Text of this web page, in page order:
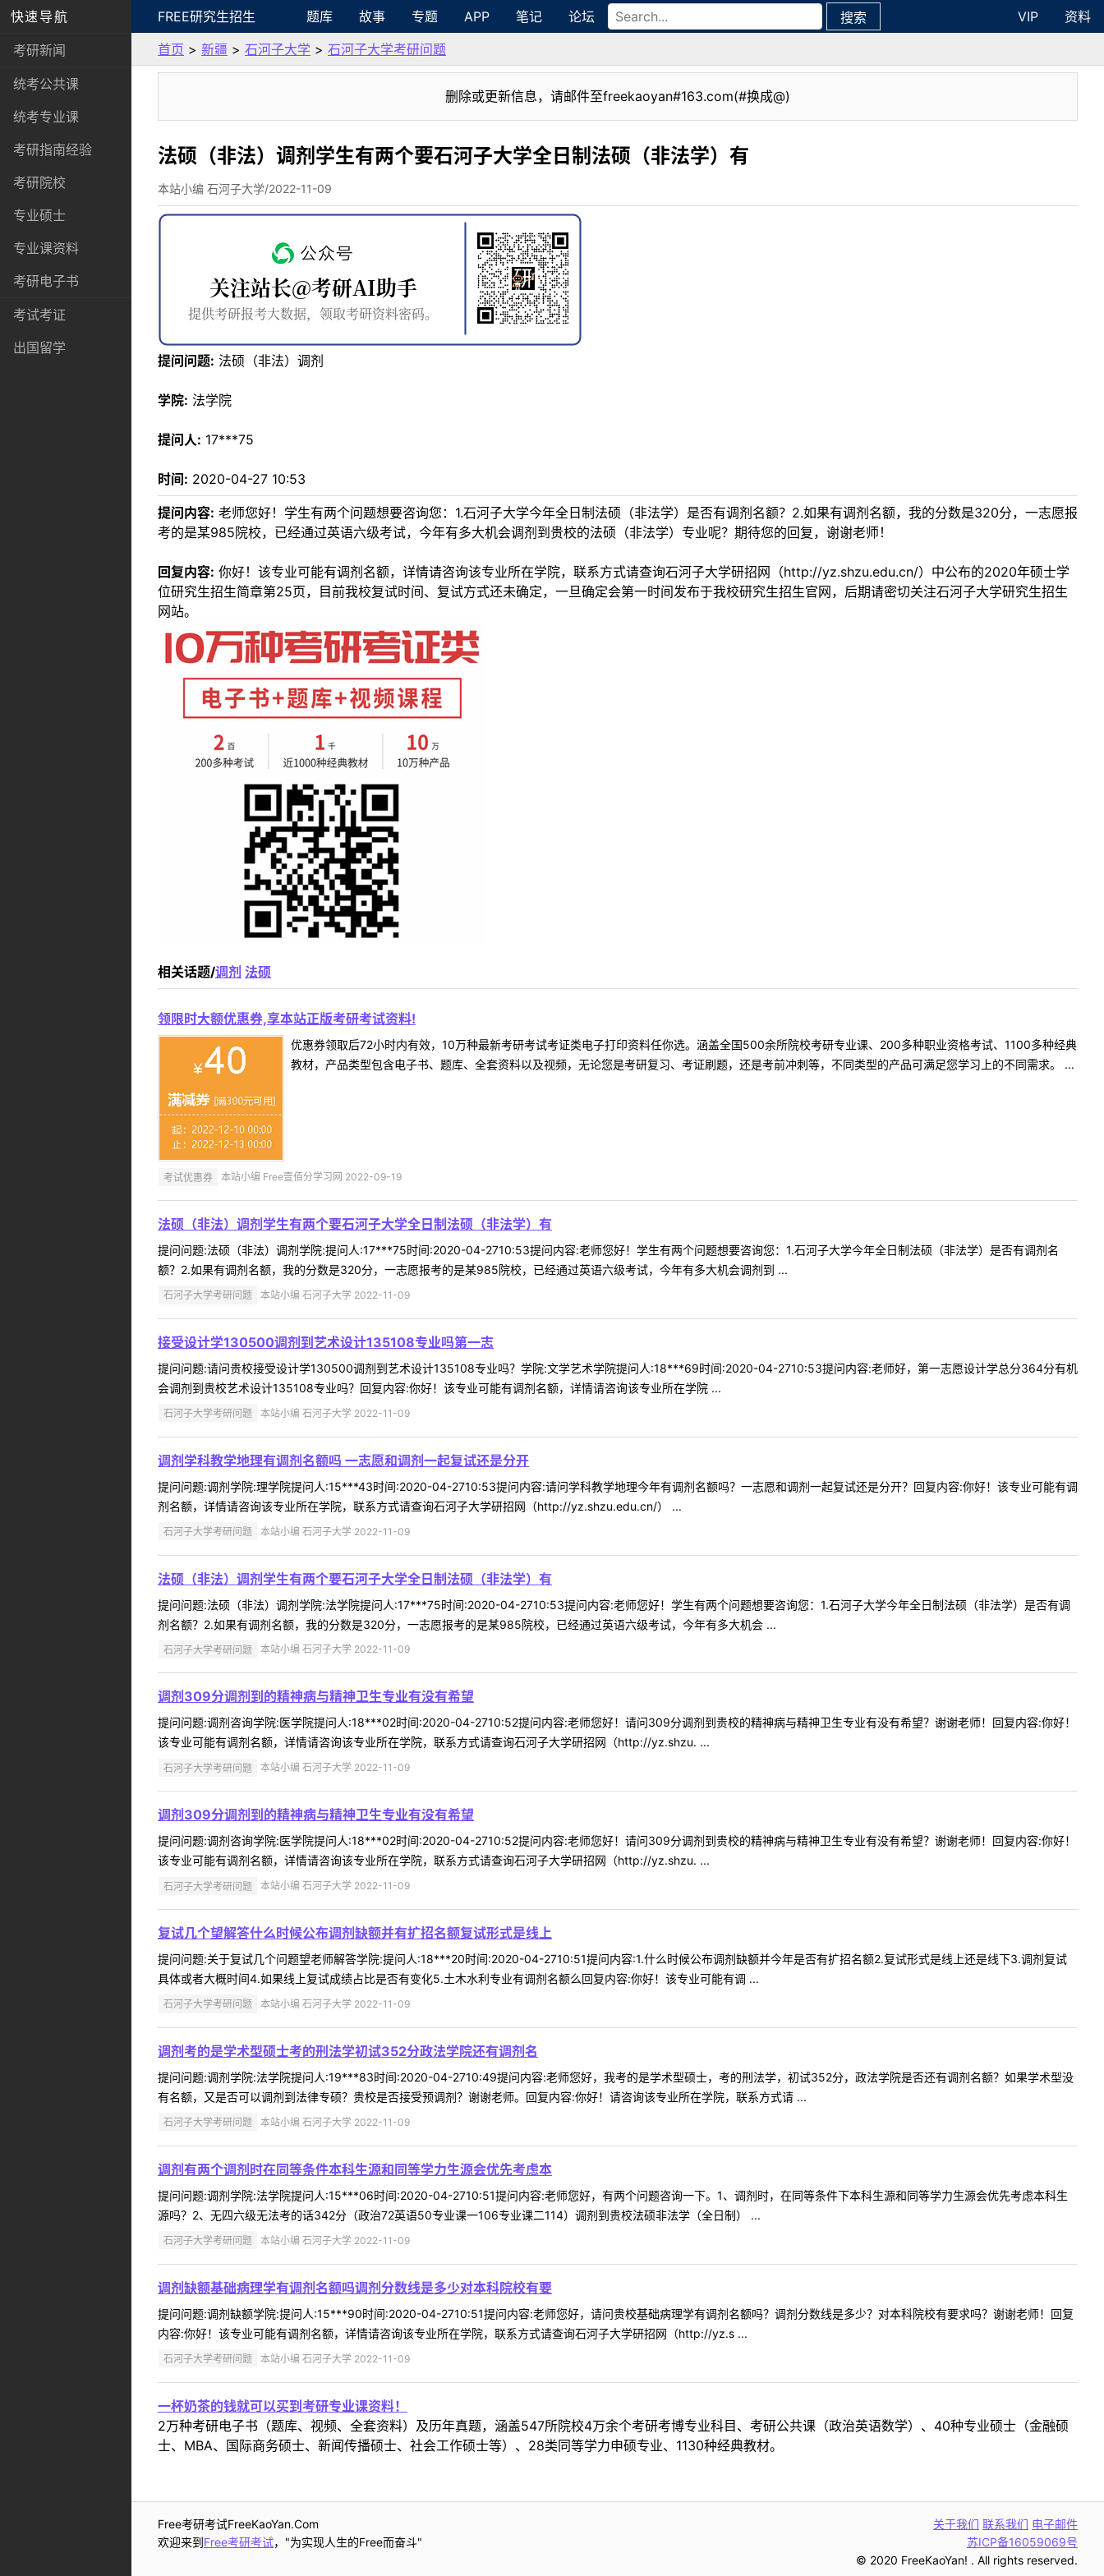
快速导航
考研新闻
统考公共课
统考专业课
考研指南经验
考研院校
专业硕士
专业课资料
考研电子书
考试考证
出国留学
FREE研究生招生 题库 故事 专题 APP 笔记 论坛 搜索 VIP
资料
首页 > 新疆 > 石河子大学 > 石河子大学考研问题
删除或更新信息，请邮件至freekaoyan#163.com(#换成@)
法硕（非法）调剂学生有两个要石河子大学全日制法硕（非法学）有
本站小编 石河子大学/2022-11-09
提问问题: 法硕（非法）调剂
学院: 法学院
提问人: 17***75
时间: 2020-04-27 10:53
提问内容: 老师您好！学生有两个问题想要咨询您：1.石河子大学今年全日制法硕（非法学）是否有调剂名额？2.如果有调剂名额，我的分数是320分，一志愿报
考的是某985院校，已经通过英语六级考试，今年有多大机会调剂到贵校的法硕（非法学）专业呢？期待您的回复，谢谢老师！
回复内容: 你好！该专业可能有调剂名额，详情请咨询该专业所在学院，联系方式请查询石河子大学研招网（http://yz.shzu.edu.cn/）中公布的2020年硕士学
位研究生招生简章第25页，目前我校复试时间、复试方式还未确定，一旦确定会第一时间发布于我校研究生招生官网，后期请密切关注石河子大学研究生招生
网站。
相关话题/调剂 法硕
领限时大额优惠券,享本站正版考研考试资料!
优惠券领取后72小时内有效，10万种最新考研考试考证类电子打印资料任你选。涵盖全国500余所院校考研专业课、200多种职业资格考试、1100多种经典
教材，产品类型包含电子书、题库、全套资料以及视频，无论您是考研复习、考证刷题，还是考前冲刺等，不同类型的产品可满足您学习上的不同需求。 ...
考试优惠券 本站小编 Free壹佰分学习网 2022-09-19
法硕（非法）调剂学生有两个要石河子大学全日制法硕（非法学）有
提问问题:法硕（非法）调剂学院:提问人:17***75时间:2020-04-2710:53提问内容:老师您好！学生有两个问题想要咨询您：1.石河子大学今年全日制法硕（非法学）是否有调剂名
额？2.如果有调剂名额，我的分数是320分，一志愿报考的是某985院校，已经通过英语六级考试，今年有多大机会调剂到 ...
石河子大学考研问题 本站小编 石河子大学 2022-11-09
接受设计学130500调剂到艺术设计135108专业吗第一志
提问问题:请问贵校接受设计学130500调剂到艺术设计135108专业吗？学院:文学艺术学院提问人:18***69时间:2020-04-2710:53提问内容:老师好，第一志愿设计学总分364分有机
会调剂到贵校艺术设计135108专业吗？回复内容:你好！该专业可能有调剂名额，详情请咨询该专业所在学院 ...
石河子大学考研问题 本站小编 石河子大学 2022-11-09
调剂学科教学地理有调剂名额吗 一志愿和调剂一起复试还是分开
提问问题:调剂学院:理学院提问人:15***43时间:2020-04-2710:53提问内容:请问学科教学地理今年有调剂名额吗？一志愿和调剂一起复试还是分开？回复内容:你好！该专业可能有调
剂名额，详情请咨询该专业所在学院，联系方式请查询石河子大学研招网（http://yz.shzu.edu.cn/） ...
石河子大学考研问题 本站小编 石河子大学 2022-11-09
法硕（非法）调剂学生有两个要石河子大学全日制法硕（非法学）有
提问问题:法硕（非法）调剂学院:法学院提问人:17***75时间:2020-04-2710:53提问内容:老师您好！学生有两个问题想要咨询您：1.石河子大学今年全日制法硕（非法学）是否有调
剂名额？2.如果有调剂名额，我的分数是320分，一志愿报考的是某985院校，已经通过英语六级考试，今年有多大机会 ...
石河子大学考研问题 本站小编 石河子大学 2022-11-09
调剂309分调剂到的精神病与精神卫生专业有没有希望
提问问题:调剂咨询学院:医学院提问人:18***02时间:2020-04-2710:52提问内容:老师您好！请问309分调剂到贵校的精神病与精神卫生专业有没有希望？谢谢老师！回复内容:你好！
该专业可能有调剂名额，详情请咨询该专业所在学院，联系方式请查询石河子大学研招网（http://yz.shzu. ...
石河子大学考研问题 本站小编 石河子大学 2022-11-09
调剂309分调剂到的精神病与精神卫生专业有没有希望
提问问题:调剂咨询学院:医学院提问人:18***02时间:2020-04-2710:52提问内容:老师您好！请问309分调剂到贵校的精神病与精神卫生专业有没有希望？谢谢老师！回复内容:你好！
该专业可能有调剂名额，详情请咨询该专业所在学院，联系方式请查询石河子大学研招网（http://yz.shzu. ...
石河子大学考研问题 本站小编 石河子大学 2022-11-09
复试几个望解答什么时候公布调剂缺额并有扩招名额复试形式是线上
提问问题:关于复试几个问题望老师解答学院:提问人:18***20时间:2020-04-2710:51提问内容:1.什么时候公布调剂缺额并今年是否有扩招名额2.复试形式是线上还是线下3.调剂复试
具体或者大概时间4.如果线上复试成绩占比是否有变化5.土木水利专业有调剂名额么回复内容:你好！该专业可能有调 ...
石河子大学考研问题 本站小编 石河子大学 2022-11-09
调剂考的是学术型硕士考的刑法学初试352分政法学院还有调剂名
提问问题:调剂学院:法学院提问人:19***83时间:2020-04-2710:49提问内容:老师您好，我考的是学术型硕士，考的刑法学，初试352分，政法学院是否还有调剂名额？如果学术型没
有名额，又是否可以调剂到法律专硕？贵校是否接受预调剂？谢谢老师。回复内容:你好！请咨询该专业所在学院，联系方式请 ...
石河子大学考研问题 本站小编 石河子大学 2022-11-09
调剂有两个调剂时在同等条件本科生源和同等学力生源会优先考虑本
提问问题:调剂学院:法学院提问人:15***06时间:2020-04-2710:51提问内容:老师您好，有两个问题咨询一下。1、调剂时，在同等条件下本科生源和同等学力生源会优先考虑本科生
源吗？2、无四六级无法考的话342分（政治72英语50专业课一106专业课二114）调剂到贵校法硕非法学（全日制） ...
石河子大学考研问题 本站小编 石河子大学 2022-11-09
调剂缺额基础病理学有调剂名额吗调剂分数线是多少对本科院校有要
提问问题:调剂缺额学院:提问人:15***90时间:2020-04-2710:51提问内容:老师您好，请问贵校基础病理学有调剂名额吗？调剂分数线是多少？对本科院校有要求吗？谢谢老师！回复
内容:你好！该专业可能有调剂名额，详情请咨询该专业所在学院，联系方式请查询石河子大学研招网（http://yz.s ...
石河子大学考研问题 本站小编 石河子大学 2022-11-09
一杯奶茶的钱就可以买到考研专业课资料！
2万种考研电子书（题库、视频、全套资料）及历年真题，涵盖547所院校4万余个考研考博专业科目、考研公共课（政治英语数学）、40种专业硕士（金融硕
士、MBA、国际商务硕士、新闻传播硕士、社会工作硕士等）、28类同等学力申硕专业、1130种经典教材。
Free考研考试FreeKaoYan.Com
欢迎来到Free考研考试，"为实现人生的Free而奋斗"
关于我们 联系我们 电子邮件
苏ICP备16059069号
© 2020 FreeKaoYan! . All rights reserved.